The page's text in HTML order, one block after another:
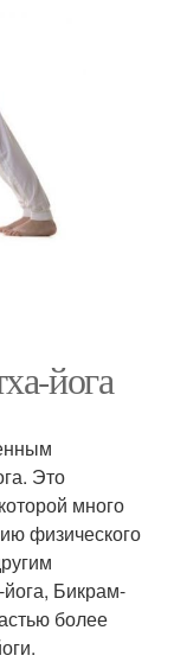
йога
Это
много
физического
Бикрам-
более